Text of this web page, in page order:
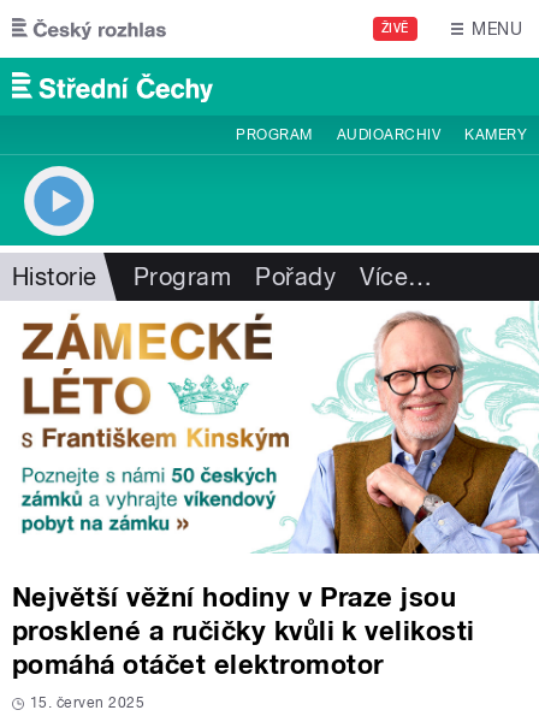
Přejít k hlavnímu obsahu
ŽIVĚ MENU
PROGRAM AUDIOARCHIV KAMERY
Historie Program Pořady Více…
Největší věžní hodiny v Praze jsou
prosklené a ručičky kvůli k velikosti
pomáhá otáčet elektromotor
15. červen 2025